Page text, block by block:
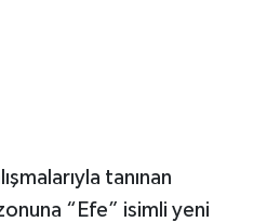
tanınan
“Efe” isimli yeni